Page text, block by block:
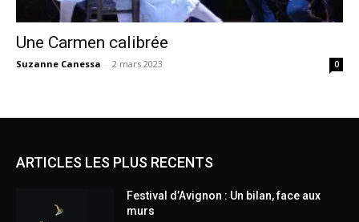
Une Carmen calibrée
Suzanne Canessa - 2 mars 2023 0
ARTICLES LES PLUS RECENTS
Festival d’Avignon : Un bilan, face aux
murs